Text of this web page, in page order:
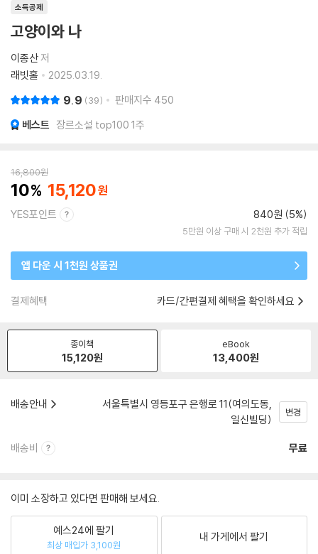
소득공제
고양이와 나
이종산저
래빗홀
2025.03.19.
9.9 39 판매지수 450
베스트 장르소설 top100 1주
16,800원
10 15,120
YES포인트 840원 (5%)
5만원 이상 구매 시 2천원 추가 적립
앱 다운 시 1천원 상품권
결제혜택 카드/간편결제 혜택을 확인하세요
종이책
15,120원
eBook
13,400원
배송안내
서울특별시 영등포구 은행로 11(여의도동,
일신빌딩)
변경
배송비 무료
이미 소장하고 있다면 판매해 보세요.
예스24에 팔기
최상 매입가 3,100원
내 가게에서 팔기